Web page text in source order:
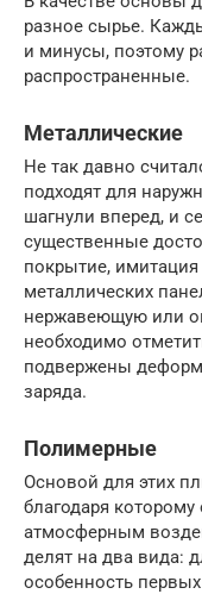
разное сырье.
и минусы, поэтому
распространенные.
Металлические
Не так давно
подходят для
шагнули вперед, и
существенные
покрытие,
металлических
нержавеющую или
необходимо
подвержены
заряда.
Полимерные
Основой для этих
благодаря
атмосферным
делят на два вида:
особенность